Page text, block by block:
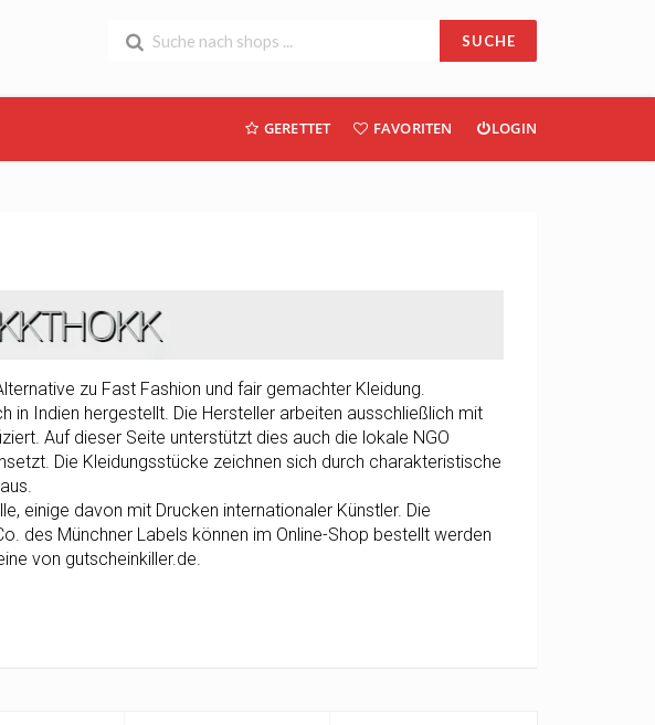
SUCHE
GERETTET FAVORITEN LOGIN
zu Fast Fashion und fair gemachter Kleidung.
in Indien hergestellt. Die Hersteller arbeiten ausschließlich mit
Auf dieser Seite unterstützt dies auch die lokale NGO
Die Kleidungsstücke zeichnen sich durch charakteristische
einige davon mit Drucken internationaler Künstler. Die
des Münchner Labels können im Online-Shop bestellt werden
von gutscheinkiller.de.